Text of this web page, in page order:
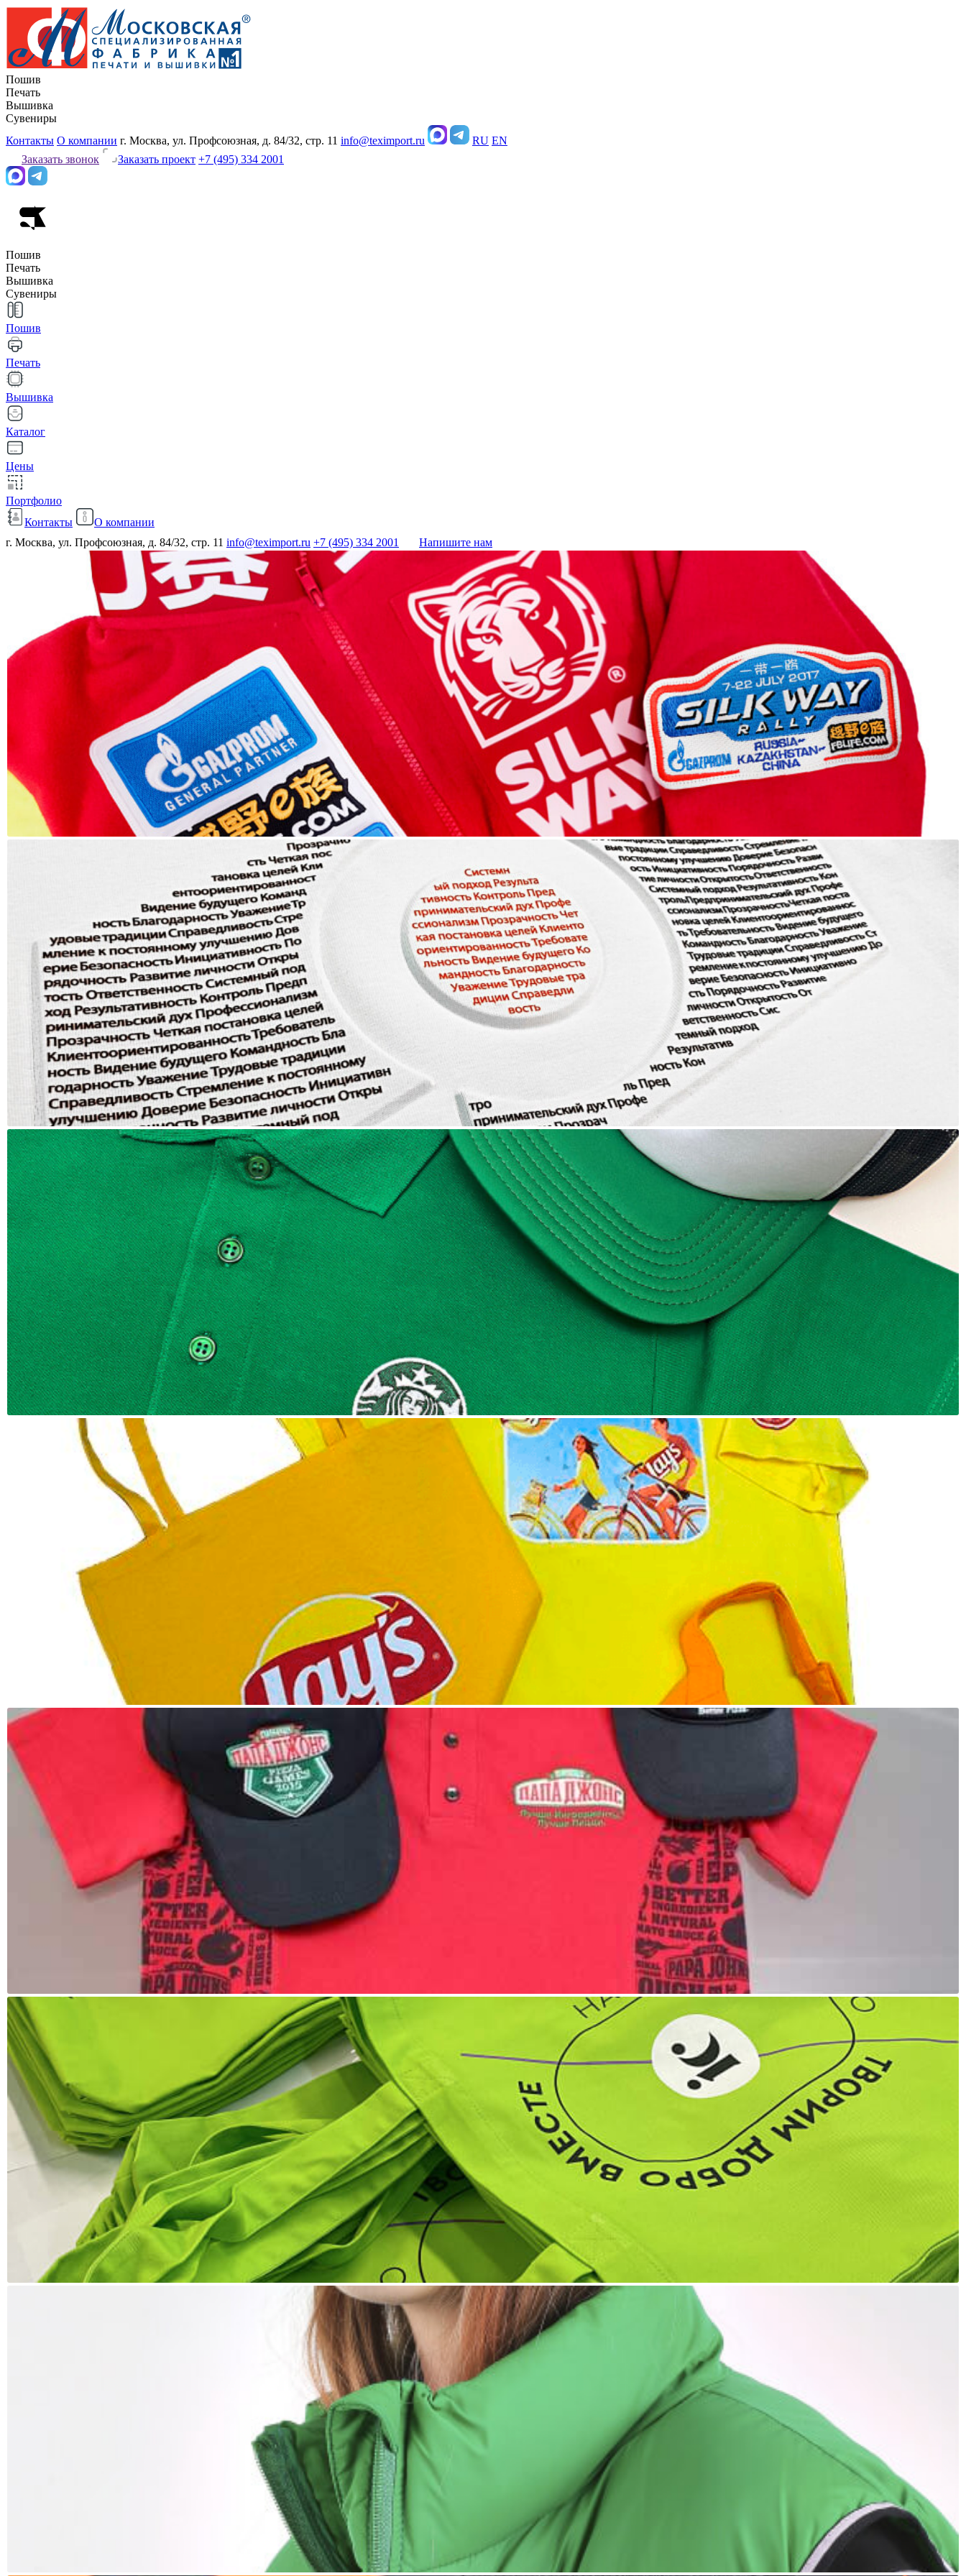
Пошив
Печать
Вышивка
Сувениры
Контакты О компании г. Москва, ул. Профсоюзная, д. 84/32, стр. 11 info@teximport.ru RU EN
Заказать звонок
Заказать проект +7 (495) 334 2001
Пошив
Печать
Вышивка
Сувениры
Пошив
Печать
Вышивка
Каталог
Цены
Портфолио
Контакты
О компании
г. Москва, ул. Профсоюзная, д. 84/32, стр. 11 info@teximport.ru +7 (495) 334 2001 Напишите нам